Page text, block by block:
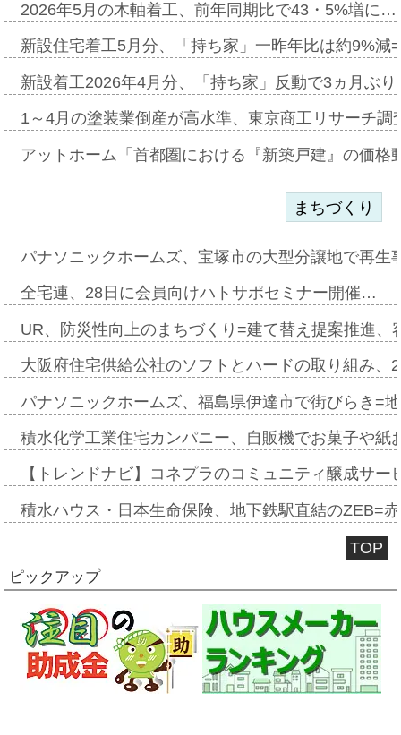
2026年5月の木軸着工、前年同期比で43・5%増に…
新設住宅着工5月分、「持ち家」一昨年比は約9%
新設着工2026年4月分、「持ち家」反動で3ヵ月ぶ
1～4月の塗装業倒産が高水準、東京商工リサーチ
アットホーム「首都圏における『新築戸建』の価
まちづくり
パナソニックホームズ、宝塚市の大型分譲地で再
全宅連、28日に会員向けハトサポセミナー開催…
UR、防災性向上のまちづくり=建て替え提案推進
大阪府住宅供給公社のソフトとハードの取り組み
パナソニックホームズ、福島県伊達市で街びらき=
積水化学工業住宅カンパニー、自販機でお菓子や
【トレンドナビ】コネプラのコミュニティ醸成サ
積水ハウス・日本生命保険、地下鉄駅直結のZEB=
TOP
ピックアップ